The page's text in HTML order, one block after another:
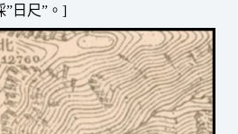
”日尺”。]